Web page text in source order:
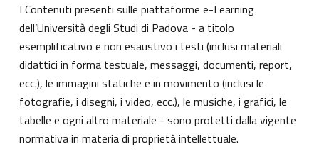
I Contenuti presenti sulle piattaforme e-Learning
dell’Università degli Studi di Padova - a titolo
esemplificativo e non esaustivo i testi (inclusi materiali
didattici in forma testuale, messaggi, documenti, report,
ecc.), le immagini statiche e in movimento (inclusi le
fotografie, i disegni, i video, ecc.), le musiche, i grafici, le
tabelle e ogni altro materiale - sono protetti dalla vigente
normativa in materia di proprietà intellettuale.